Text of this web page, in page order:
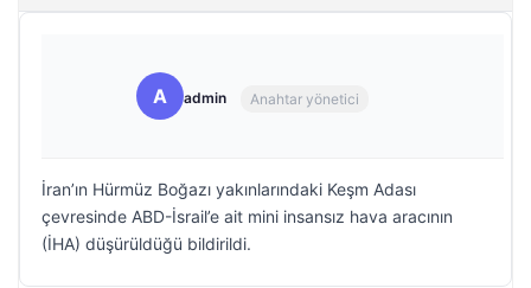
A admin Anahtar yönetici
İran’ın Hürmüz Boğazı yakınlarındaki Keşm Adası
çevresinde ABD-İsrail’e ait mini insansız hava aracının
(İHA) düşürüldüğü bildirildi.